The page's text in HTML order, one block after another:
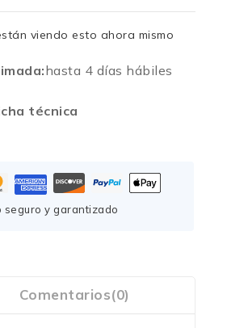
viendo esto ahora mismo
hasta 4 días hábiles
técnica
seguro y garantizado
Comentarios(0)